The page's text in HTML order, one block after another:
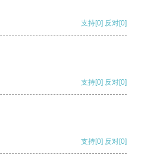
支持[0] 反对[0]
支持[0] 反对[0]
支持[0] 反对[0]